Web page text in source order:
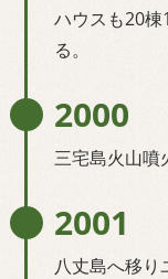
ハウスも20
る。
2000
三宅島火山噴
2001
八丈島へ移り